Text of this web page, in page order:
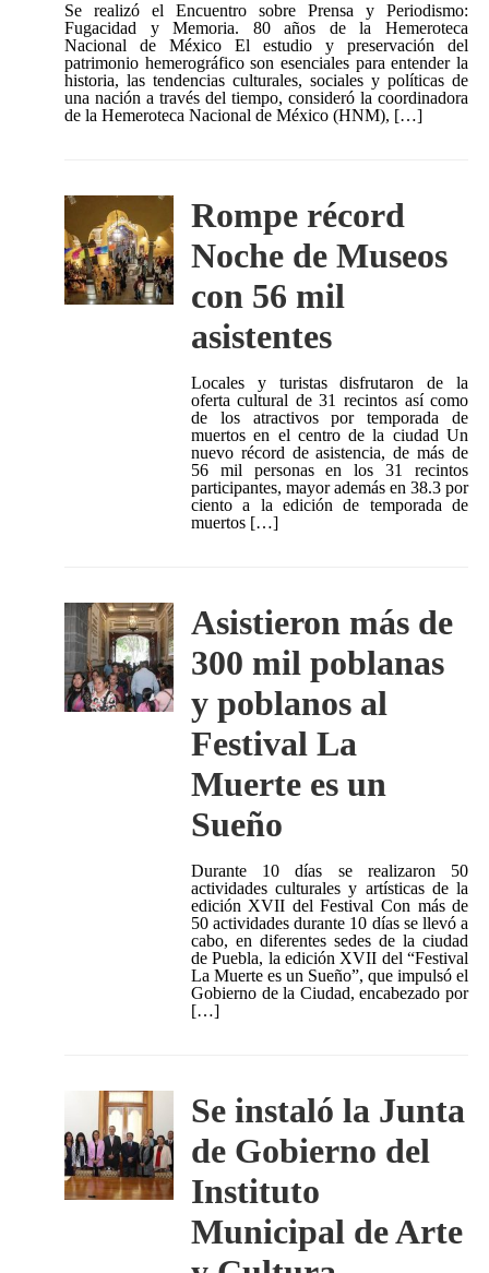
Se realizó el Encuentro sobre Prensa y Periodismo:
Fugacidad y Memoria. 80 años de la Hemeroteca
Nacional de México El estudio y preservación del
patrimonio hemerográfico son esenciales para entender la
historia, las tendencias culturales, sociales y políticas de
una nación a través del tiempo, consideró la coordinadora
de la Hemeroteca Nacional de México (HNM), […]
Rompe récord
Noche de Museos
con 56 mil
asistentes
Locales y turistas disfrutaron de la
oferta cultural de 31 recintos así como
de los atractivos por temporada de
muertos en el centro de la ciudad Un
nuevo récord de asistencia, de más de
56 mil personas en los 31 recintos
participantes, mayor además en 38.3 por
ciento a la edición de temporada de
muertos […]
Asistieron más de
300 mil poblanas
y poblanos al
Festival La
Muerte es un
Sueño
Durante 10 días se realizaron 50
actividades culturales y artísticas de la
edición XVII del Festival Con más de
50 actividades durante 10 días se llevó a
cabo, en diferentes sedes de la ciudad
de Puebla, la edición XVII del “Festival
La Muerte es un Sueño”, que impulsó el
Gobierno de la Ciudad, encabezado por
[…]
Se instaló la Junta
de Gobierno del
Instituto
Municipal de Arte